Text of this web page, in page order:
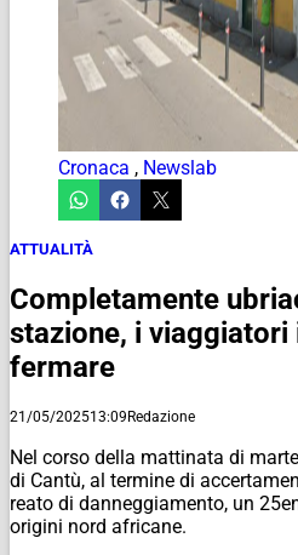
Cronaca , Newslab
ATTUALITÀ
Completamente
stazione, i viaggiatori
fermare
21/05/202513:09Redazione
Nel corso della mattinata di
di Cantù, al termine di
reato di danneggiamento, un
origini nord africane.